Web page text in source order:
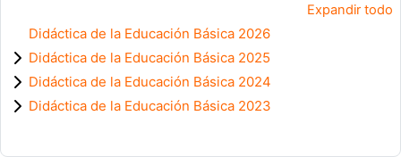
Expandir todo
Didáctica de la Educación Básica 2026
Didáctica de la Educación Básica 2025
Didáctica de la Educación Básica 2024
Didáctica de la Educación Básica 2023